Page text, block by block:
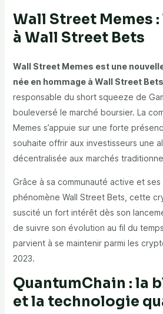
Wall Street Memes :
à Wall Street Bets
Wall Street Memes est une
née en hommage à Wall Street Bets
responsable du short squeeze de
bouleversé le marché boursier. La
Memes s’appuie sur une forte
souhaite offrir aux investisseurs une
décentralisée aux marchés
Grâce à sa communauté active et
phénomène Wall Street Bets, cette
suscité un fort intérêt dès son
de suivre son évolution au fil du
parvient à se maintenir parmi les
2023.
QuantumChain : la
et la technologie